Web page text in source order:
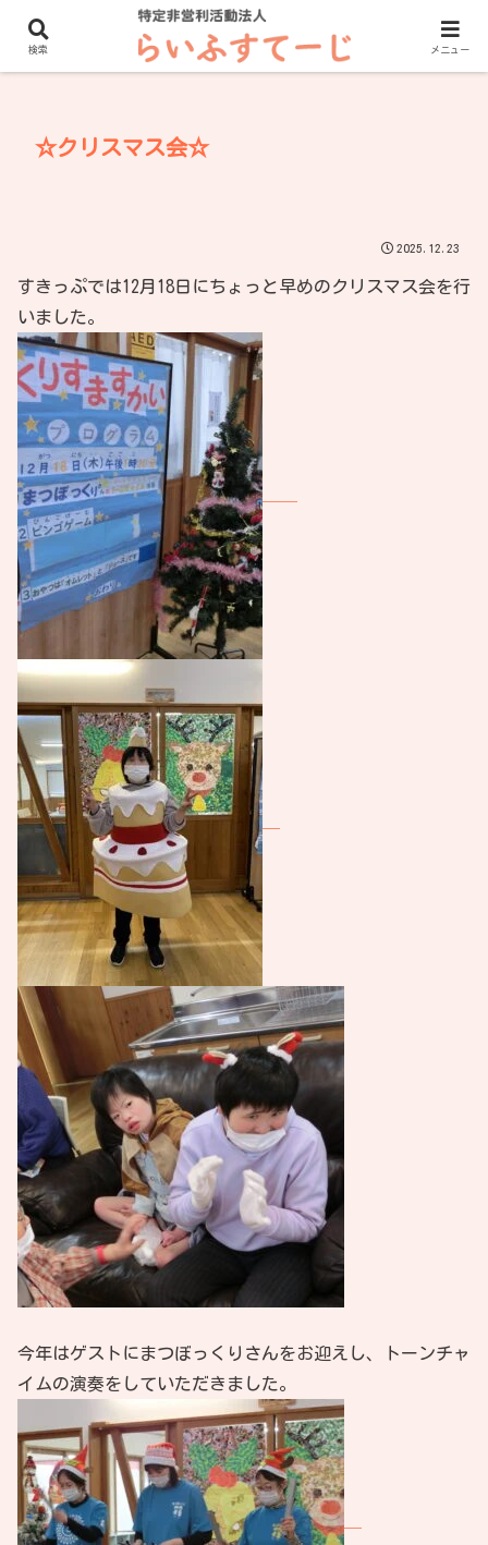
ホーム 新着情報
☆クリスマス会☆
2025.12.23
すきっぷでは12月18日にちょっと早めのクリスマス会を行
いました。
今年はゲストにまつぼっくりさんをお迎えし、トーンチャ
イムの演奏をしていただきました。
メニュー
検索